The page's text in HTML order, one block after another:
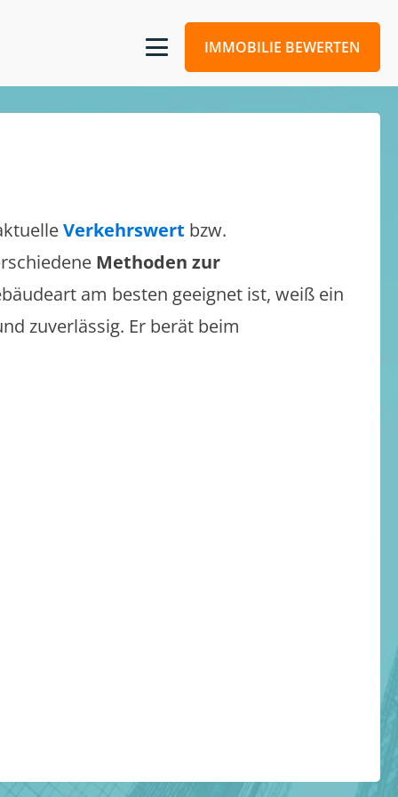
IMMOBILIE BEWERTEN
Verkehrswert bzw.
Methoden zur
am besten geeignet ist, weiß ein
zuverlässig. Er berät beim